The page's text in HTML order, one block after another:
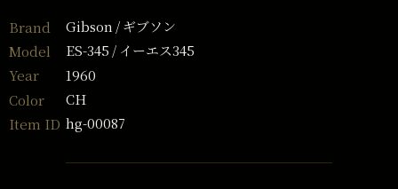
Brand Gibson
ギブソン
Model
ES-345
イーエス345
Year
1960
Color
CH
Item ID hg-00087